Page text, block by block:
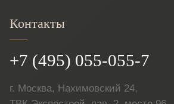
Контакты
+7 (495) 055-055-7
г. Москва, Нахимовский 24,